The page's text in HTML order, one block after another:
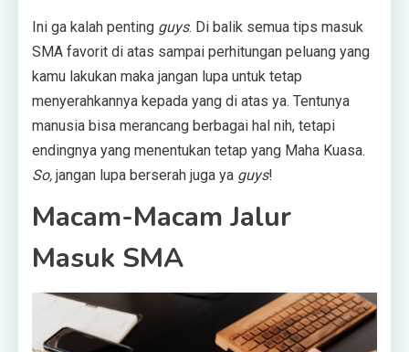
Ini ga kalah penting guys. Di balik semua tips masuk
SMA favorit di atas sampai perhitungan peluang yang
kamu lakukan maka jangan lupa untuk tetap
menyerahkannya kepada yang di atas ya. Tentunya
manusia bisa merancang berbagai hal nih, tetapi
endingnya yang menentukan tetap yang Maha Kuasa.
So, jangan lupa berserah juga ya guys!
Macam-Macam Jalur
Masuk SMA